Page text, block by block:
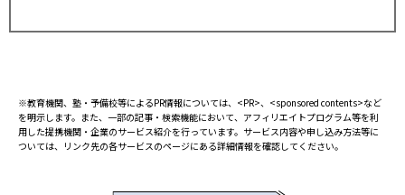
※教育機関、塾・予備校等によるPR情報については、<PR>、<sponsored contents>など
を明示します。また、一部の記事・検索機能において、アフィリエイトプログラム等を利
用した提携機関・企業のサービス紹介を行っています。サービス内容や申し込み方法等に
ついては、リンク先の各サービスのページにある詳細情報を確認してください。